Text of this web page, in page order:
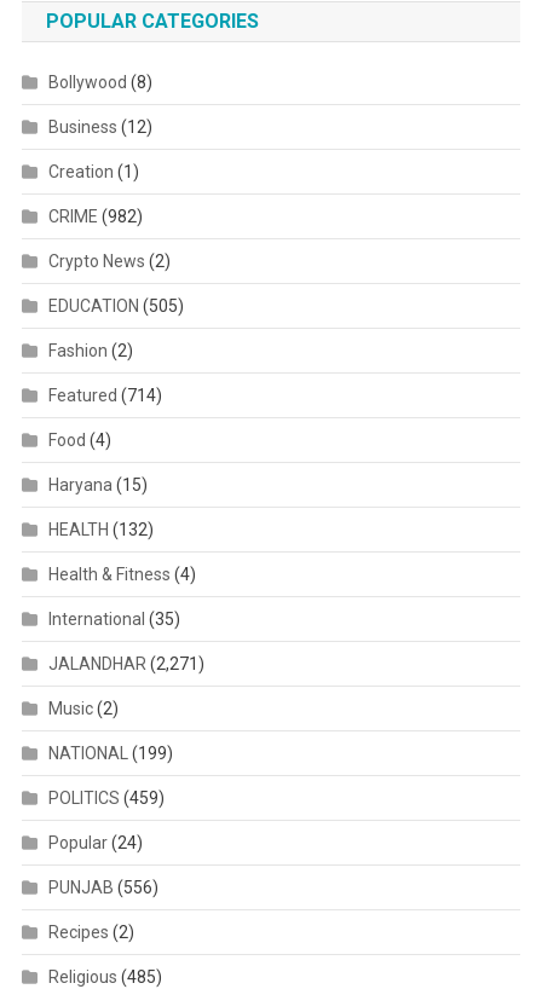
POPULAR CATEGORIES
Bollywood (8)
Business (12)
Creation (1)
CRIME (982)
Crypto News (2)
EDUCATION (505)
Fashion (2)
Featured (714)
Food (4)
Haryana(15)
HEALTH (132)
Health & Fitness (4)
International (35)
JALANDHAR(2,271)
Music(2)
NATIONAL(199)
POLITICS (459)
Popular(24)
PUNJAB (556)
Recipes (2)
Religious (485)